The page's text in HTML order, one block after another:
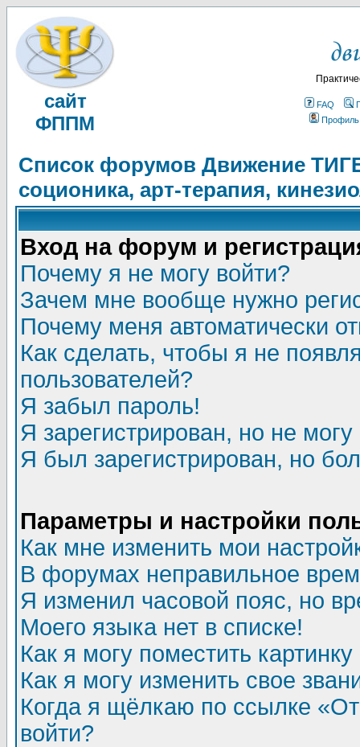
сайт
ФППМ
FAQ
Профиль
Список форумов Движение
соционика, арт-терапия,
Вход на форум и
Почему я не могу войти?
Зачем мне вообще нужно
Почему меня автоматически
Как сделать, чтобы я не
пользователей?
Я забыл пароль!
Я зарегистрирован, но не могу
Я был зарегистрирован, но
Параметры и настройки
Как мне изменить мои
В форумах неправильное
Я изменил часовой пояс, но
Моего языка нет в списке!
Как я могу поместить
Как я могу изменить свое
Когда я щёлкаю по ссылке
войти?